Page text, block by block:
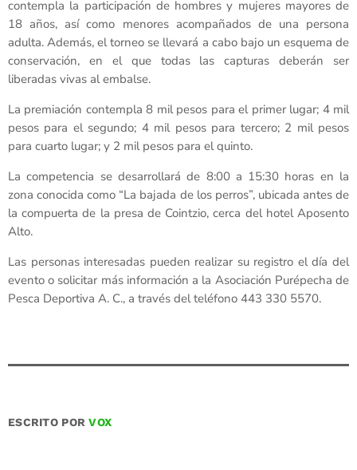
contempla la participación de hombres y mujeres mayores de
18 años, así como menores acompañados de una persona
adulta. Además, el torneo se llevará a cabo bajo un esquema de
conservación, en el que todas las capturas deberán ser
liberadas vivas al embalse.
La premiación contempla 8 mil pesos para el primer lugar; 4 mil
pesos para el segundo; 4 mil pesos para tercero; 2 mil pesos
para cuarto lugar; y 2 mil pesos para el quinto.
La competencia se desarrollará de 8:00 a 15:30 horas en la
zona conocida como “La bajada de los perros”, ubicada antes de
la compuerta de la presa de Cointzio, cerca del hotel Aposento
Alto.
Las personas interesadas pueden realizar su registro el día del
evento o solicitar más información a la Asociación Purépecha de
Pesca Deportiva A. C., a través del teléfono 443 330 5570.
ESCRITO PORVOX